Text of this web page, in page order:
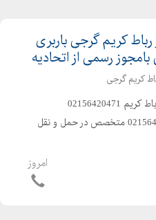
رباط کریم گرجی باربری
رسمی از اتحادیه
کریم گرجی
️اتوبار رباط کریم️ 02156420471 ️
02156493507 ️متخصص در حمل و نقل
️سرویس دهی به تمام نقاط کشور
امروز